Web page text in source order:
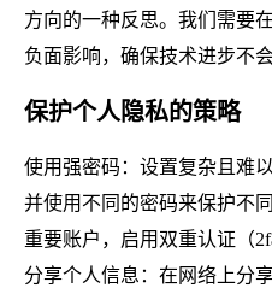
方向的一种反思。我们需要
负面影响，确保技术进步不
保护个人隐私的策略
使用强密码：设置复杂且难
并使用不同的密码来保护不
重要账户，启用双重认证（
分享个人信息：在网络上分